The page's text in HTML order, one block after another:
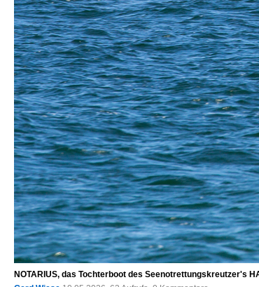
NOTARIUS, das Tochterboot des Seenotrettungskreutzer's